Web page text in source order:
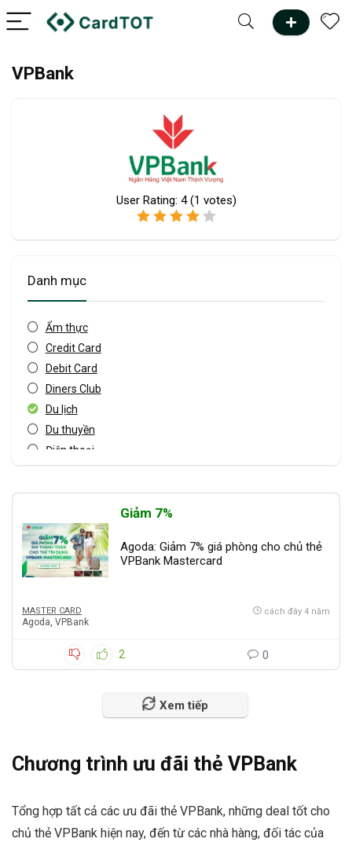
VPBank
User Rating: 4 (1 votes)
Danh mục
Ẩm thực
Credit Card
Debit Card
Diners Club
Du lịch
Du thuyền
Điện thoại
Đồ gia dụng
Giải trí
JCB card
Khác
Master card
Mua sắm Online
Spas - Làm đẹp
Thời trang
UnionPay card
Ví điện tử
Ví Zalo Pay
Giảm 7%
Agoda: Giảm 7% giá phòng cho chủ thẻ
VPBank Mastercard
MASTER CARD
Agoda, VPBank
cách đây 4 năm
2 0
Xem tiếp
Chương trình ưu đãi thẻ VPBank
Tổng hợp tất cả các ưu đãi thẻ VPBank, những deal tốt cho
chủ thẻ VPBank hiện nay, đến từ các nhà hàng, đối tác của